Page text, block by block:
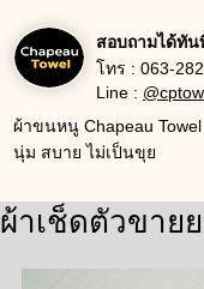
สอบถามได้ทัน
โทร : 063-
Line :
ผ้าขนหนู Chapeau Towel
นุ่ม สบาย ไม่เป็นขุย
ผ้าเช็ดตัวขาย